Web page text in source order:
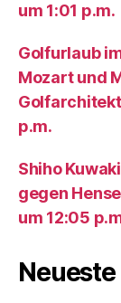
um 1:01 p.m.
Golfurlaub
Mozart und
p.m.
Shiho
gegen
um 12:05